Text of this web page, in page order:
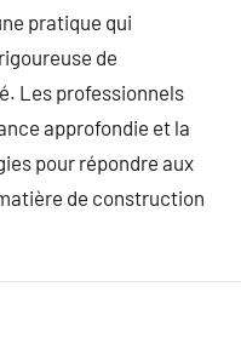
pratique qui
de
Les professionnels
approfondie et la
pour répondre aux
de construction